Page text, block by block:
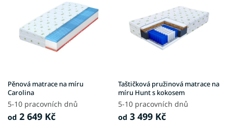
u
k
t
ů
Pěnová matrace na míru
Carolina
5-10 pracovních dnů
od 2 649 Kč
Taštičková pružinová matrace na
míru Hunt s kokosem
5-10 pracovních dnů
od 3 499 Kč